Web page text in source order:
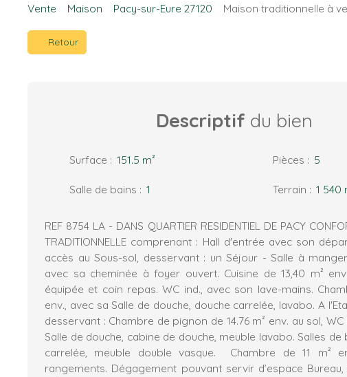
Vente Maison Pacy-sur-Eure 27120 Maison traditionnelle à
Retour
Descriptif du bien
Surface : 151.5 m² Pièces : 5
Salle de bains : 1 Terrain : 1 540
REF 8754 LA - DANS QUARTIER RESIDENTIEL DE PACY
TRADITIONNELLE comprenant : Hall d'entrée avec son
accès au Sous-sol, desservant : un Séjour - Salle à
avec sa cheminée à foyer ouvert. Cuisine de 13,40 m²
équipée et coin repas. WC ind., avec son lave-mains.
env., avec sa Salle de douche, douche carrelée, lavabo. A
desservant : Chambre de pignon de 14.76 m² env. au sol, WC
Salle de douche, cabine de douche, meuble lavabo. Salles
carrelée, meuble double vasque. Chambre de 11 m²
rangements. Dégagement pouvant servir d’espace